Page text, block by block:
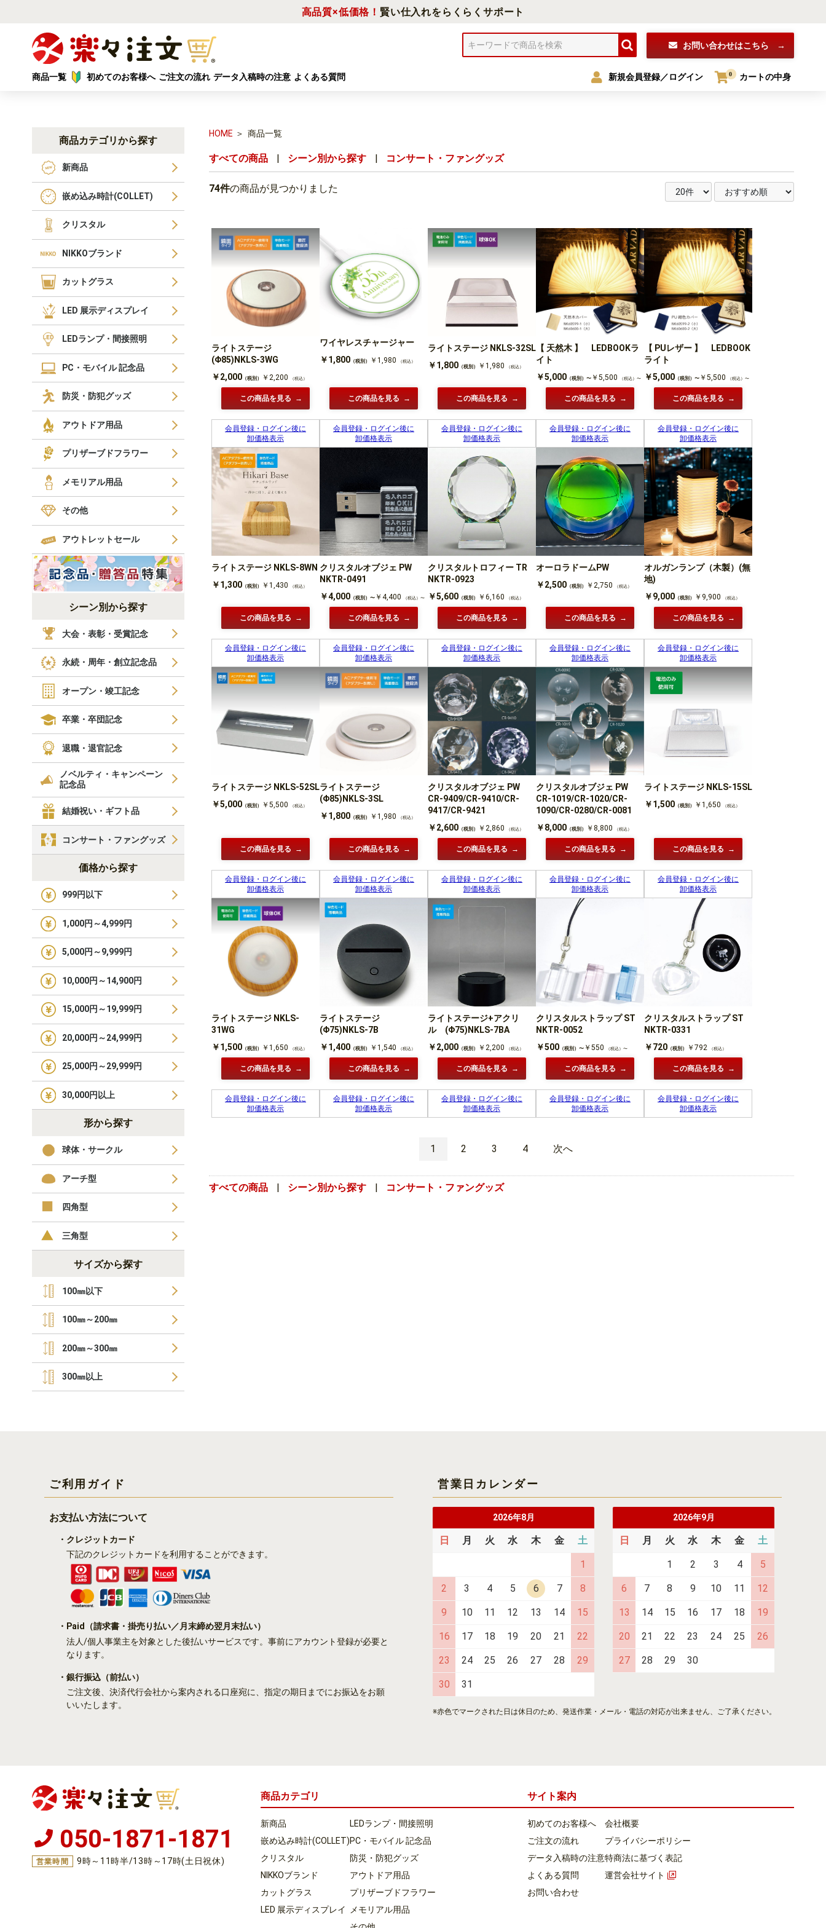
高品質×低価格！ 賢い仕入れをらくらくサポート
お問い合わせはこちら
商品一覧 初めてのお客様へ ご注文の流れ データ入稿時の注意 よくある質問 新規会員登録／ログイン 0 カートの中身
商品カテゴリから探す
新商品
嵌め込み時計(COLLET)
クリスタル
NIKKOブランド
カットグラス
LED 展示ディスプレイ
LEDランプ・間接照明
PC・モバイル 記念品
防災・防犯グッズ
アウトドア用品
プリザーブドフラワー
メモリアル用品
その他
アウトレットセール
シーン別から探す
大会・表彰・受賞記念
永続・周年・創立記念品
オープン・竣工記念
卒業・卒団記念
退職・退官記念
ノベルティ・キャンペーン
記念品
結婚祝い・ギフト品
コンサート・ファングッズ
価格から探す
999円以下
1,000円～4,999円
5,000円～9,999円
10,000円～14,900円
15,000円～19,999円
20,000円～24,999円
25,000円～29,999円
30,000円以上
形から探す
球体・サークル
アーチ型
四角型
三角型
サイズから探す
100㎜以下
100㎜～200㎜
200㎜～300㎜
300㎜以上
HOME 商品一覧
すべての商品 | シーン別から探す | コンサート・ファングッズ
74件の商品が見つかりました
ライトステージ
(Φ85)NKLS-3WG
￥2,000 （税別） ￥2,200 （税込）
この商品を見る
会員登録・ログイン後に
卸価格表示
ワイヤレスチャージャー
￥1,800 （税別） ￥1,980 （税込）
この商品を見る
会員登録・ログイン後に
卸価格表示
ライトステージ NKLS-32SL
￥1,800 （税別） ￥1,980 （税込）
この商品を見る
会員登録・ログイン後に
卸価格表示
【 天然木 】 LEDBOOKラ
イト
￥5,000 （税別）〜 ￥5,500 （税込）〜
この商品を見る
会員登録・ログイン後に
卸価格表示
【 PUレザー 】 LEDBOOK
ライト
￥5,000 （税別）〜 ￥5,500 （税込）〜
この商品を見る
会員登録・ログイン後に
卸価格表示
ライトステージ NKLS-8WN
￥1,300 （税別） ￥1,430 （税込）
この商品を見る
会員登録・ログイン後に
卸価格表示
クリスタルオブジェ PW
NKTR-0491
￥4,000 （税別）〜 ￥4,400 （税込）〜
この商品を見る
会員登録・ログイン後に
卸価格表示
クリスタルトロフィー TR
NKTR-0923
￥5,600 （税別） ￥6,160 （税込）
この商品を見る
会員登録・ログイン後に
卸価格表示
オーロラドームPW
￥2,500 （税別） ￥2,750 （税込）
この商品を見る
会員登録・ログイン後に
卸価格表示
オルガンランプ（木製）(無
地)
￥9,000 （税別） ￥9,900 （税込）
この商品を見る
会員登録・ログイン後に
卸価格表示
ライトステージ NKLS-52SL
￥5,000 （税別） ￥5,500 （税込）
この商品を見る
会員登録・ログイン後に
卸価格表示
ライトステージ
(Φ85)NKLS-3SL
￥1,800 （税別） ￥1,980 （税込）
この商品を見る
会員登録・ログイン後に
卸価格表示
クリスタルオブジェ PW
CR-9409/CR-9410/CR-
9417/CR-9421
￥2,600 （税別） ￥2,860 （税込）
この商品を見る
会員登録・ログイン後に
卸価格表示
クリスタルオブジェ PW
CR-1019/CR-1020/CR-
1090/CR-0280/CR-0081
￥8,000 （税別） ￥8,800 （税込）
この商品を見る
会員登録・ログイン後に
卸価格表示
ライトステージ NKLS-15SL
￥1,500 （税別） ￥1,650 （税込）
この商品を見る
会員登録・ログイン後に
卸価格表示
ライトステージ NKLS-
31WG
￥1,500 （税別） ￥1,650 （税込）
この商品を見る
会員登録・ログイン後に
卸価格表示
ライトステージ
(Φ75)NKLS-7B
￥1,400 （税別） ￥1,540 （税込）
この商品を見る
会員登録・ログイン後に
卸価格表示
ライトステージ+アクリ
ル (Φ75)NKLS-7BA
￥2,000 （税別） ￥2,200 （税込）
この商品を見る
会員登録・ログイン後に
卸価格表示
クリスタルストラップ ST
NKTR-0052
￥500 （税別）〜 ￥550 （税込）〜
この商品を見る
会員登録・ログイン後に
卸価格表示
クリスタルストラップ ST
NKTR-0331
￥720 （税別） ￥792 （税込）
この商品を見る
会員登録・ログイン後に
卸価格表示
1 2 3 4 次へ
すべての商品 | シーン別から探す | コンサート・ファングッズ
ご利用ガイド
お支払い方法について
・クレジットカード
下記のクレジットカードを利用することができます。
・Paid
（請求書・掛売り払い／月末締め翌月末払い）
法人/個人事業主を対象とした後払いサービスです。事前にアカウント登録が必要と
なります。
・銀行振込 （前払い）
ご注文後、決済代行会社から案内される口座宛に、指定の期日までにお振込をお願
いいたします。
営業日カレンダー
2026年8月
日 月 火 水 木 金 土
1
2 3 4 5 6 7 8
9 10 11 12 13 14 15
16 17 18 19 20 21 22
23 24 25 26 27 28 29
30 31
2026年9月
日 月 火 水 木 金 土
1 2 3 4 5
6 7 8 9 10 11 12
13 14 15 16 17 18 19
20 21 22 23 24 25 26
27 28 29 30
※赤色でマークされた日は休日のため、発送作業・メール・電話の対応が出来ません、ご了承ください。
050-1871-1871
営業時間 9時～11時半/13時～17時(土日祝休)
商品カテゴリ
新商品
嵌め込み時計(COLLET)
クリスタル
NIKKOブランド
カットグラス
LED 展示ディスプレイ
LEDランプ・間接照明
PC・モバイル 記念品
防災・防犯グッズ
アウトドア用品
プリザーブドフラワー
メモリアル用品
サイト案内
初めてのお客様へ
ご注文の流れ
データ入稿時の注意
よくある質問
お問い合わせ
会社概要
プライバシーポリシー
特商法に基づく表記
運営会社サイト